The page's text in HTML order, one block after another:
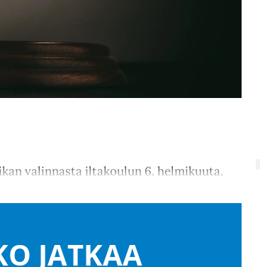
valinnasta iltakoulun 6. helmikuuta.
JATKAA